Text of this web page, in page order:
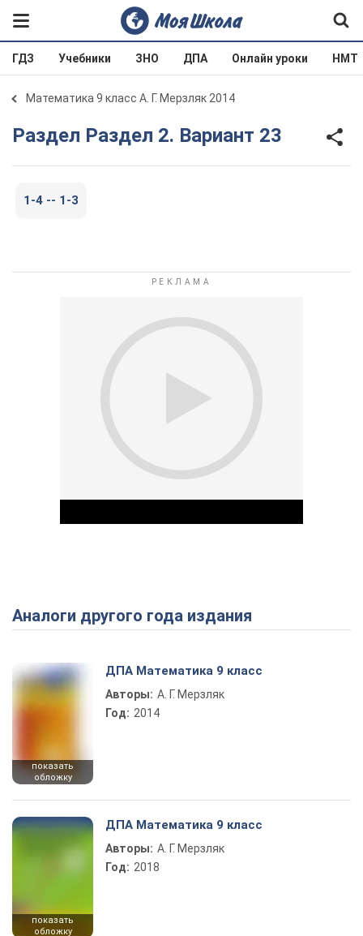
ГДЗ Учебники ЗНО ДПА Онлайн уроки НМТ
Математика 9 класс А. Г. Мерзляк 2014
Раздел Раздел 2. Вариант 23
1-4 -- 1-3
Play Video
Аналоги другого года издания
показать
обложку
ДПА Математика 9 класс
Авторы: А. Г. Мерзляк
Год: 2014
показать
обложку
ДПА Математика 9 класс
Авторы: А. Г. Мерзляк
Год: 2018